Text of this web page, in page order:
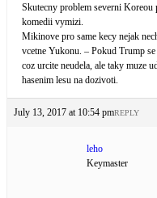
Skutecny problem severni
komedii vymizi.
Mikinove pro same kecy nejak
vcetne Yukonu. – Pokud Trump
coz urcite neudela, ale taky muze
hasenim lesu na dozivoti.
July 13, 2017 at 10:54 pmREPLY
leho
Keymaster